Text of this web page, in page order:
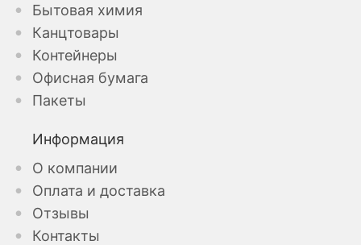
Бытовая химия
Канцтовары
Контейнеры
Офисная бумага
Пакеты
Информация
О компании
Оплата и доставка
Отзывы
Контакты